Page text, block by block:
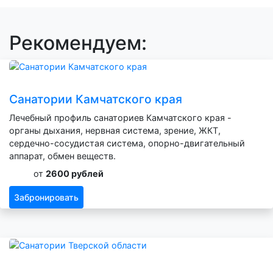
Рекомендуем:
Санатории Камчатского края
Лечебный профиль санаториев Камчатского края -
органы дыхания, нервная система, зрение, ЖКТ,
сердечно-сосудистая система, опорно-двигательный
аппарат, обмен веществ.
от 2600 рублей
Забронировать